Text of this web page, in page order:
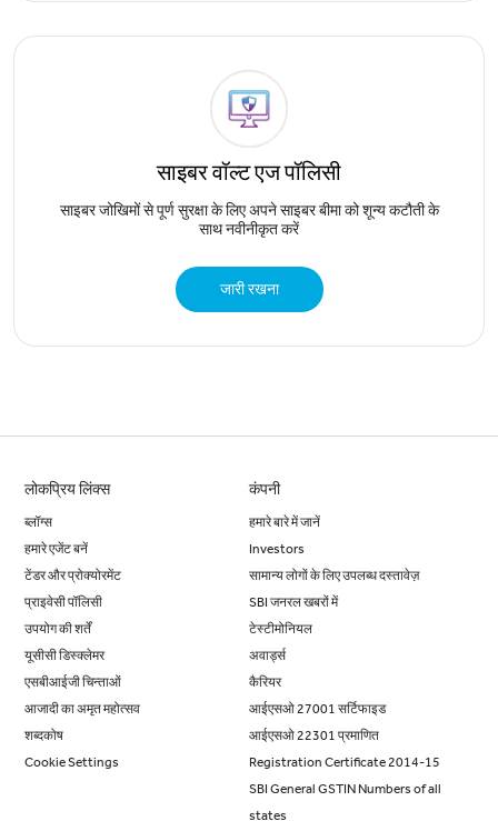
साइबर वॉल्ट एज पॉलिसी
साइबर जोखिमों से पूर्ण सुरक्षा के लिए अपने साइबर बीमा को शून्य कटौती के
साथ नवीनीकृत करें
जारी रखना
लोकप्रिय लिंक्स
ब्लॉग्स
हमारे एजेंट बनें
टेंडर और प्रोक्योरमेंट
प्राइवेसी पॉलिसी
उपयोग की शर्तें
यूसीसी डिस्क्लेमर
एसबीआईजी चिन्ताओं
आजादी का अमृत महोत्सव
शब्दकोष
Cookie Settings
कंपनी
हमारे बारे में जानें
Investors
सामान्य लोगों के लिए उपलब्ध दस्तावेज़
SBI जनरल खबरों में
टेस्टीमोनियल
अवार्ड्स
कैरियर
आईएसओ 27001 सर्टिफाइड
आईएसओ 22301 प्रमाणित
Registration Certificate 2014-15
SBI General GSTIN Numbers of all
states